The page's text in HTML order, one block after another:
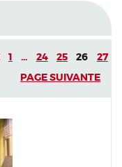
1 ... 24 25 26
27
PAGE SUIVANTE